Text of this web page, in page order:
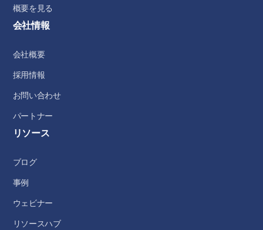
概要を見る
会社情報
会社概要
採用情報
お問い合わせ
パートナー
リソース
ブログ
事例
ウェビナー
リソースハブ